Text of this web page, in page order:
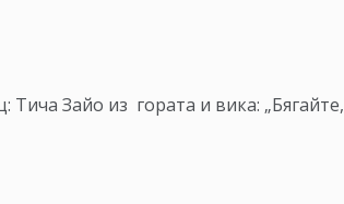
Зайо из гората и вика: „Бягайте,